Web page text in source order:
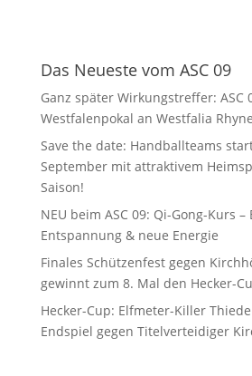
Das Neueste vom ASC 09
Ganz später Wirkungstreffer: ASC
Westfalenpokal an Westfalia
Save the date: Handballteams
September mit attraktivem
Saison!
NEU beim ASC 09: Qi-Gong-Kurs –
Entspannung & neue Energie
Finales Schützenfest gegen
gewinnt zum 8. Mal den Hecker-
Hecker-Cup: Elfmeter-Killer
Endspiel gegen Titelverteidiger